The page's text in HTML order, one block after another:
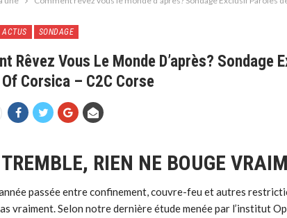
ACTUS SONDAGE
Rêvez Vous Le Monde D’après? Sondage
Corsica – C2C Corse
RIEN NE BOUGE
passée entre confinement, couvre-feu et autres
vraiment. Selon notre dernière étude menée par l’institut